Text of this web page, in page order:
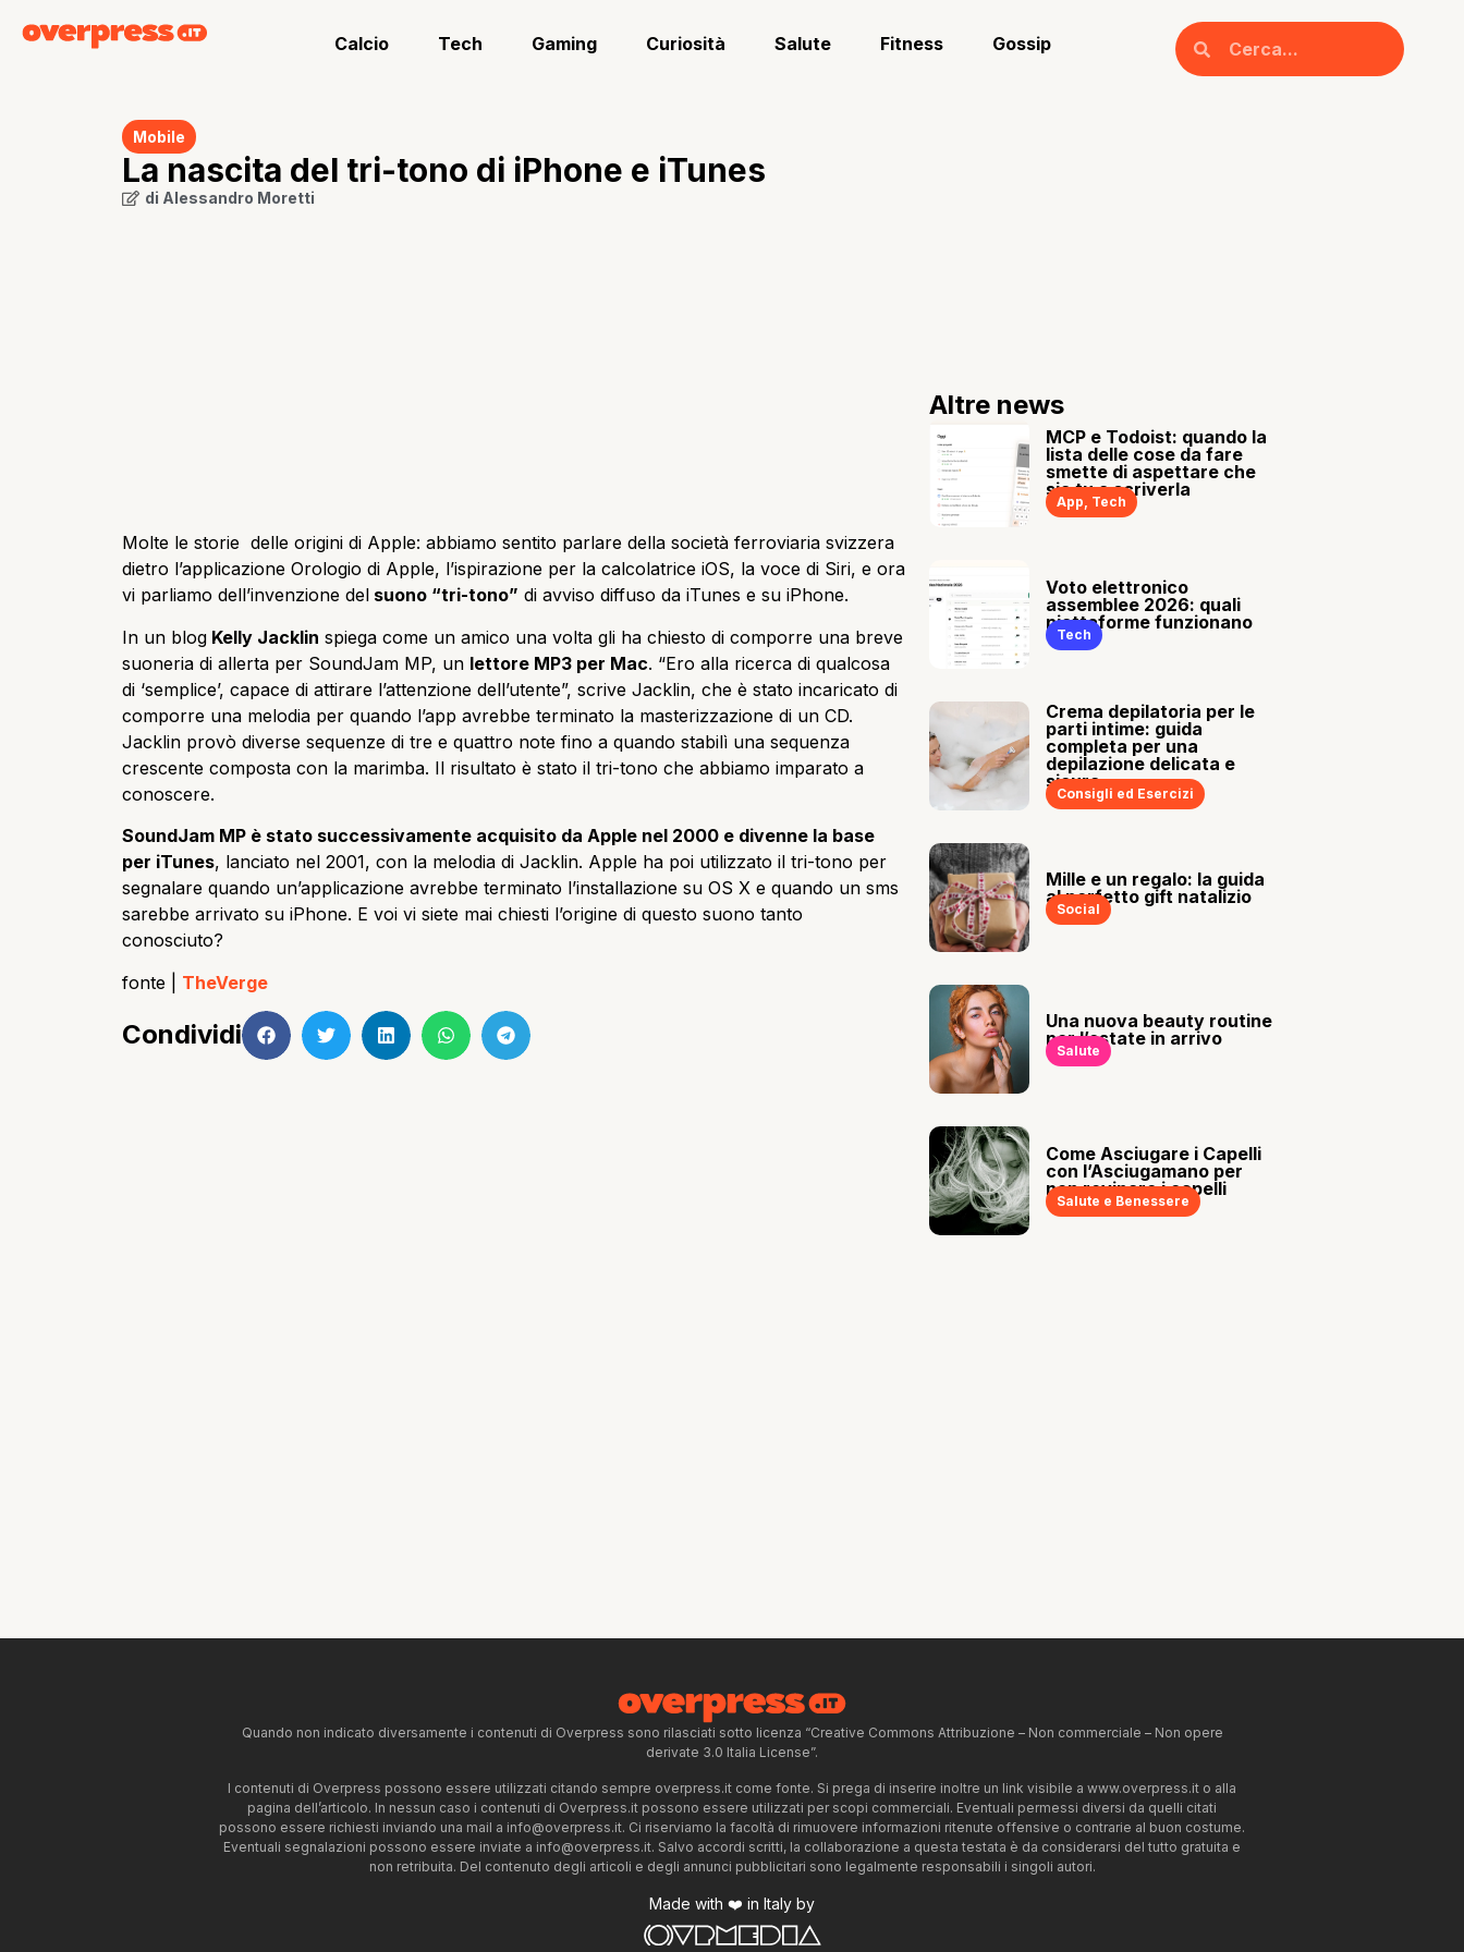
Calcio Tech Gaming Curiosità Salute Fitness Gossip
Mobile
La nascita del tri-tono di iPhone e iTunes
di Alessandro Moretti
Molte le storie delle origini di Apple: abbiamo sentito parlare della società ferroviaria svizzera
dietro l’applicazione Orologio di Apple, l’ispirazione per la calcolatrice iOS, la voce di Siri, e ora
vi parliamo dell’invenzione del suono “tri-tono” di avviso diffuso da iTunes e su iPhone.
In un blog Kelly Jacklin spiega come un amico una volta gli ha chiesto di comporre una breve
suoneria di allerta per SoundJam MP, un lettore MP3 per Mac. “Ero alla ricerca di qualcosa
di ‘semplice’, capace di attirare l’attenzione dell’utente”, scrive Jacklin, che è stato incaricato di
comporre una melodia per quando l’app avrebbe terminato la masterizzazione di un CD.
Jacklin provò diverse sequenze di tre e quattro note fino a quando stabilì una sequenza
crescente composta con la marimba. Il risultato è stato il tri-tono che abbiamo imparato a
conoscere.
SoundJam MP è stato successivamente acquisito da Apple nel 2000 e divenne la base
per iTunes, lanciato nel 2001, con la melodia di Jacklin. Apple ha poi utilizzato il tri-tono per
segnalare quando un’applicazione avrebbe terminato l’installazione su OS X e quando un sms
sarebbe arrivato su iPhone. E voi vi siete mai chiesti l’origine di questo suono tanto
conosciuto?
fonte | TheVerge
Condividi
Altre news
MCP e Todoist: quando la
lista delle cose da fare
smette di aspettare che
sia tu a scriverla
App, Tech
Voto elettronico
assemblee 2026: quali
piattaforme funzionano
Tech
Crema depilatoria per le
parti intime: guida
completa per una
depilazione delicata e
sicura
Consigli ed Esercizi
Mille e un regalo: la guida
al perfetto gift natalizio
Social
Una nuova beauty routine
per l’estate in arrivo
Salute
Come Asciugare i Capelli
con l’Asciugamano per
non rovinare i capelli
Salute e Benessere
Quando non indicato diversamente i contenuti di Overpress sono rilasciati sotto licenza “Creative Commons Attribuzione – Non commerciale – Non opere
derivate 3.0 Italia License”.
I contenuti di Overpress possono essere utilizzati citando sempre overpress.it come fonte. Si prega di inserire inoltre un link visibile a www.overpress.it o alla
pagina dell’articolo. In nessun caso i contenuti di Overpress.it possono essere utilizzati per scopi commerciali. Eventuali permessi diversi da quelli citati
possono essere richiesti inviando una mail a info@overpress.it. Ci riserviamo la facoltà di rimuovere informazioni ritenute offensive o contrarie al buon costume.
Eventuali segnalazioni possono essere inviate a info@overpress.it. Salvo accordi scritti, la collaborazione a questa testata è da considerarsi del tutto gratuita e
non retribuita. Del contenuto degli articoli e degli annunci pubblicitari sono legalmente responsabili i singoli autori.
Made with ❤️ in Italy by